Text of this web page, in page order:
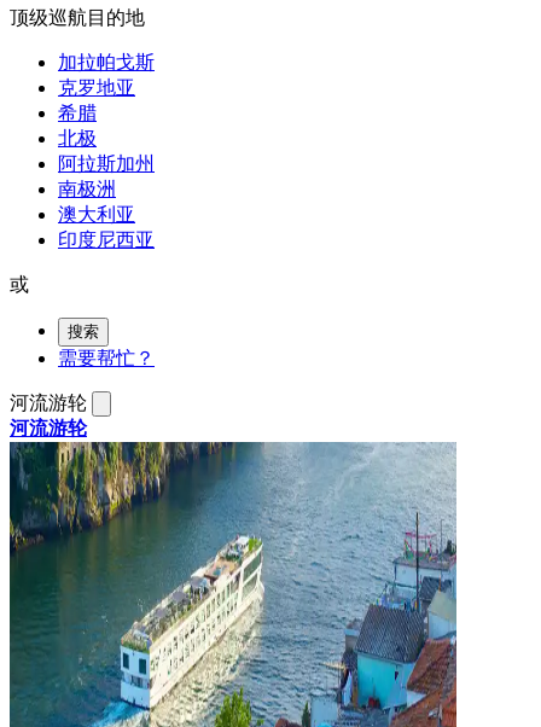
顶级巡航目的地
加拉帕戈斯
克罗地亚
希腊
北极
阿拉斯加州
南极洲
澳大利亚
印度尼西亚
或
搜索
需要帮忙？
河流游轮
河流游轮